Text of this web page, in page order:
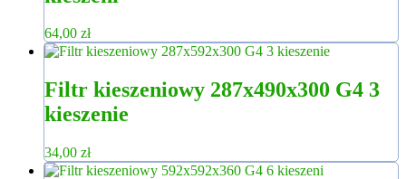
64,00 zł
Filtr kieszeniowy 287x490x300 G4 3
kieszenie
34,00 zł